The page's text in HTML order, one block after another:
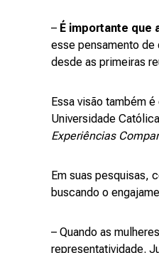
– É importante que
esse pensamento de
desde as primeiras
Essa visão também
Universidade
Experiências
Em suas pesquisas,
buscando o
– Quando as
representatividade.